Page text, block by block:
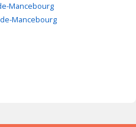
Mancebourg
Mancebourg